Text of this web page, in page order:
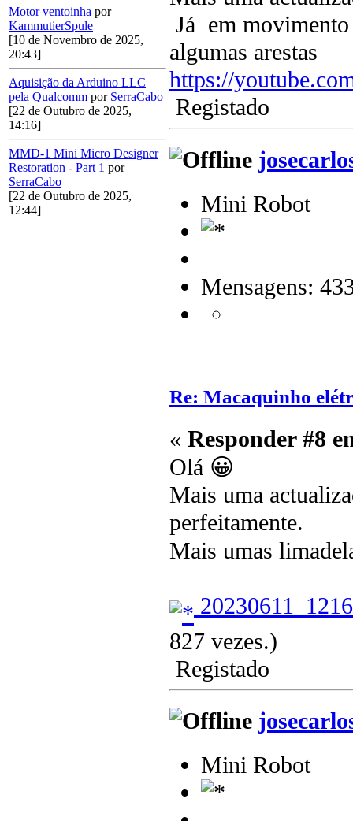
Motor ventoinha por
KammutierSpule
[10 de Novembro de 2025,
20:43]
Aquisição da Arduino LLC
pela Qualcomm por SerraCabo
[22 de Outubro de 2025,
14:16]
MMD-1 Mini Micro Designer
Restoration - Part 1 por
SerraCabo
[22 de Outubro de 2025,
12:44]
Já em
algumas arestas
https://
Registado
Mini Robot
Mensagens:
Re: Macaquinho
« Responder #8
Olá 😀
Mais uma
perfeitamente.
Mais umas
827 vezes.)
Registado
Mini Robot